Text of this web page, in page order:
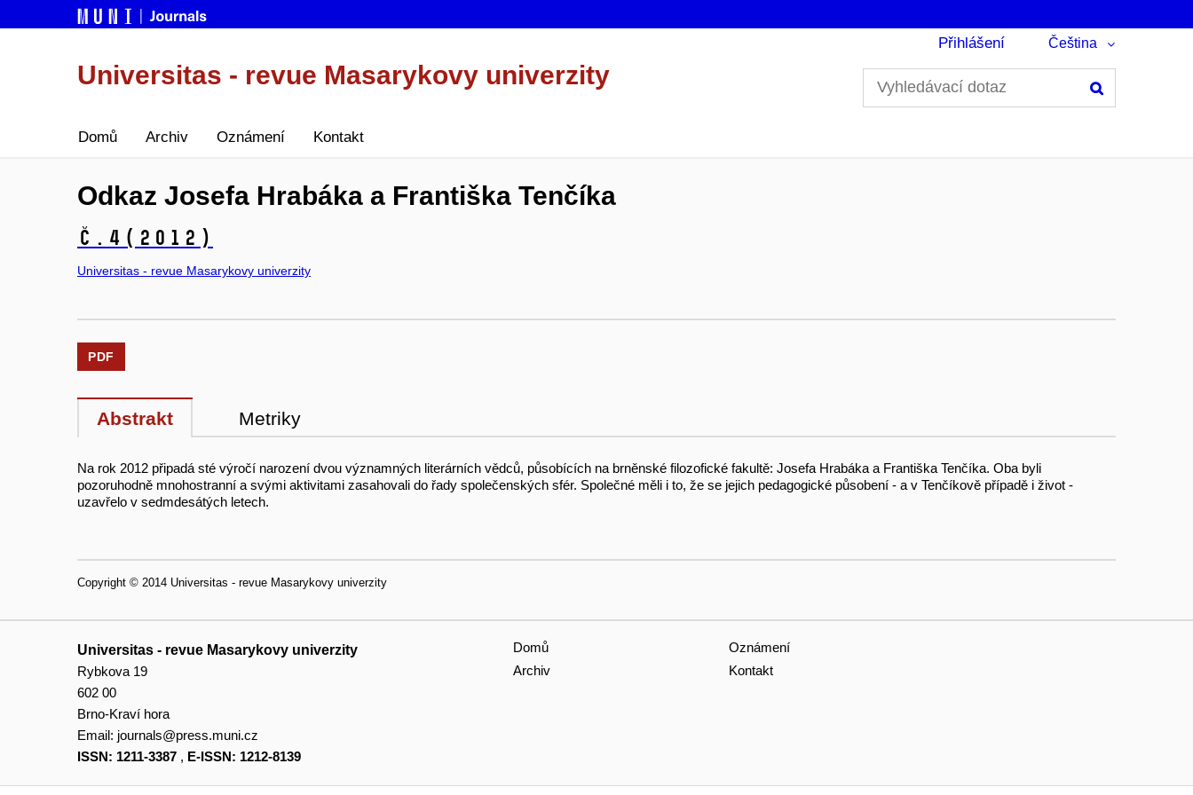
Universitas - revue Masarykovy univerzity
Přihlášení Čeština
Domů Archiv Oznámení Kontakt
Odkaz Josefa Hrabáka a Františka Tenčíka
č.4 (2012)
Universitas - revue Masarykovy univerzity
PDF
Abstrakt Metriky
Na rok 2012 připadá sté výročí narození dvou významných literárních vědců, působících na brněnské filozofické fakultě: Josefa Hrabáka a Františka Tenčíka. Oba byli
pozoruhodně mnohostranní a svými aktivitami zasahovali do řady společenských sfér. Společné měli i to, že se jejich pedagogické působení - a v Tenčíkově případě i život -
uzavřelo v sedmdesátých letech.
Copyright © 2014 Universitas - revue Masarykovy univerzity
Universitas - revue Masarykovy univerzity
Rybkova 19
602 00
Brno-Kraví hora
Email: journals@press.muni.cz
ISSN: 1211-3387 , E-ISSN: 1212-8139
Domů
Archiv
Oznámení
Kontakt